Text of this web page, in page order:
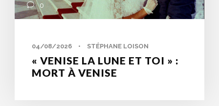
0
04/08/2026 • STÉPHANE LOISON
« VENISE LA LUNE ET TOI » :
MORT À VENISE